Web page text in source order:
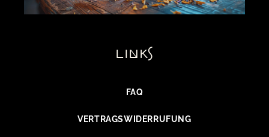
links
FAQ
VERTRAGSWIDERRUFUNG